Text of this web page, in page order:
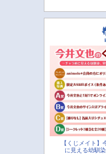
【くじメイト
に見える幼馴